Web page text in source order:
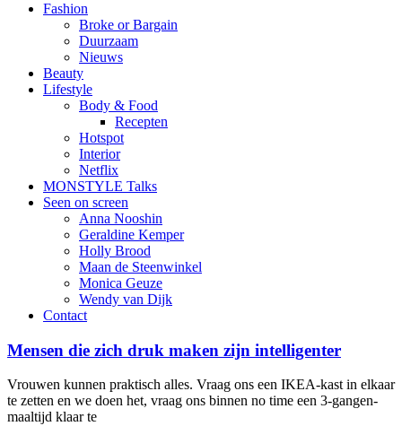
Fashion
Broke or Bargain
Duurzaam
Nieuws
Beauty
Lifestyle
Body & Food
Recepten
Hotspot
Interior
Netflix
MONSTYLE Talks
Seen on screen
Anna Nooshin
Geraldine Kemper
Holly Brood
Maan de Steenwinkel
Monica Geuze
Wendy van Dijk
Contact
Mensen die zich druk maken zijn intelligenter
Vrouwen kunnen praktisch alles. Vraag ons een IKEA-kast in elkaar
te zetten en we doen het, vraag ons binnen no time een 3-gangen-
maaltijd klaar te